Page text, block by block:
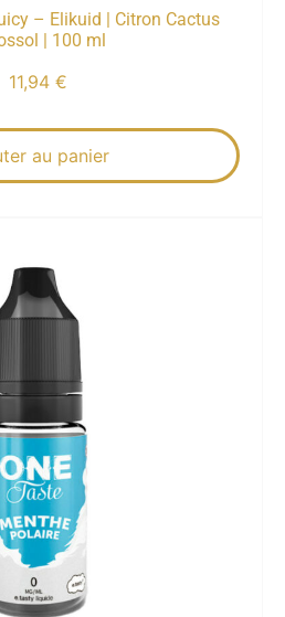
– Elikuid | Citron Cactus
| 100 ml
11,94 €
au panier